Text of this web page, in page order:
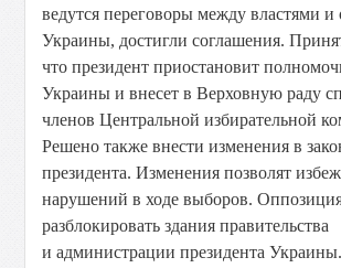
ведутся переговоры между властями и
Украины, достигли соглашения.
что президент приостановит
Украины и внесет в Верховную раду
членов Центральной избирательной
Решено также внести изменения в
президента. Изменения позволят
нарушений в ходе выборов. Оппозиция
разблокировать здания правительства
и администрации президента